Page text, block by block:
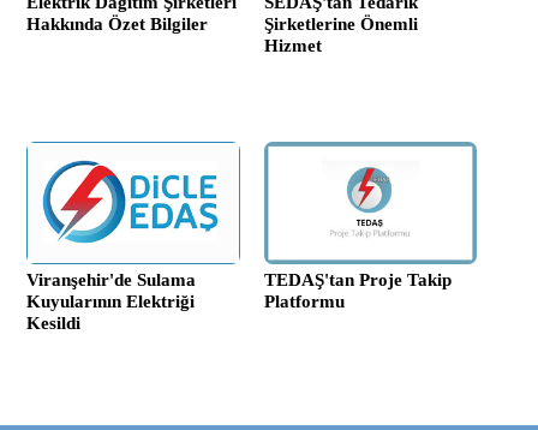
Hakkında Özet Bilgiler
Şirketlerine Önemli
Hizmet
Viranşehir'de Sulama
Kuyularının Elektriği
Kesildi
TEDAŞ'tan Proje Takip
Platformu